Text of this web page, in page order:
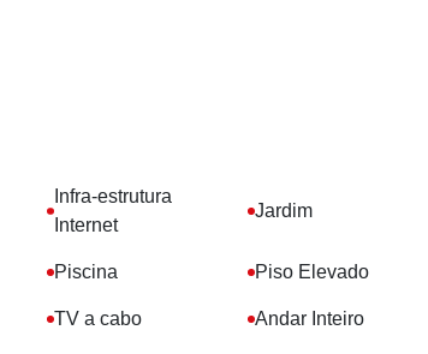
Infra-estrutura
Internet
Jardim
Piscina Piso Elevado
TV a cabo Andar Inteiro